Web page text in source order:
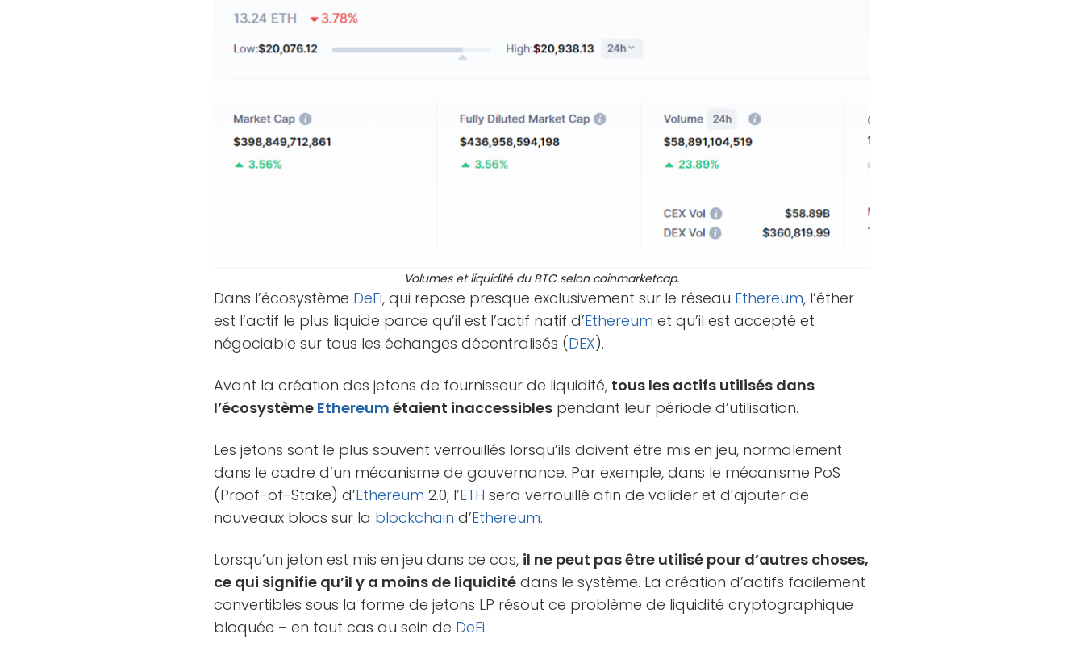
Volumes et liquidité du BTC selon coinmarketcap.
Dans l’écosystème DeFi, qui repose presque exclusivement sur le réseau Ethereum, l’éther
est l’actif le plus liquide parce qu’il est l’actif natif d’Ethereum et qu’il est accepté et
négociable sur tous les échanges décentralisés (DEX).
Avant la création des jetons de fournisseur de liquidité, tous les actifs utilisés dans
l’écosystème Ethereum étaient inaccessibles pendant leur période d’utilisation.
Les jetons sont le plus souvent verrouillés lorsqu’ils doivent être mis en jeu, normalement
dans le cadre d’un mécanisme de gouvernance. Par exemple, dans le mécanisme PoS
(Proof-of-Stake) d’Ethereum 2.0, l’ETH sera verrouillé afin de valider et d’ajouter de
nouveaux blocs sur la blockchain d’Ethereum.
Lorsqu’un jeton est mis en jeu dans ce cas, il ne peut pas être utilisé pour d’autres choses,
ce qui signifie qu’il y a moins de liquidité dans le système. La création d’actifs facilement
convertibles sous la forme de jetons LP résout ce problème de liquidité cryptographique
bloquée – en tout cas au sein de DeFi.